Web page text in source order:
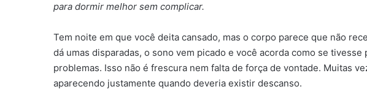
para dormir melhor sem complicar.
Tem noite em que você deita cansado, mas o corpo parece que não
dá umas disparadas, o sono vem picado e você acorda como se tivesse
problemas. Isso não é frescura nem falta de força de vontade. Muitas
aparecendo justamente quando deveria existir descanso.